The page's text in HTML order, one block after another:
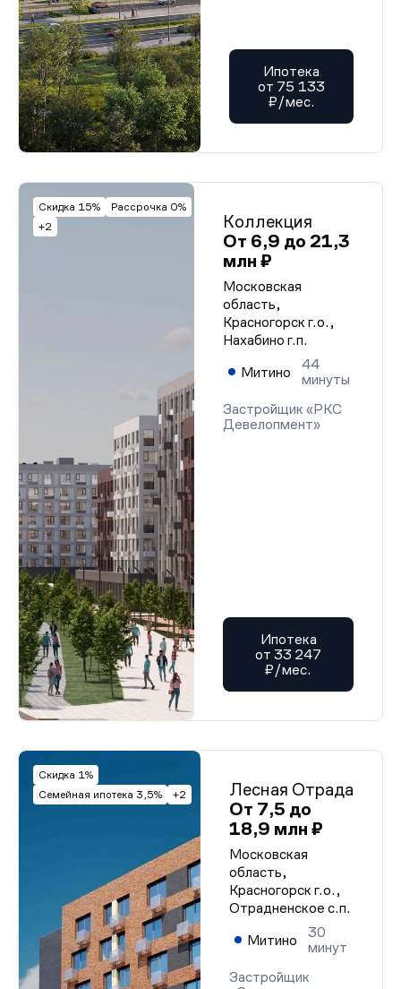
Ипотека
от 75 133
₽/мес.
Скидка 15%
Рассрочка 0%
+2
Коллекция
От 6,9 до 21,3
млн ₽
Московская
область,
Красногорск г.о.,
Нахабино г.п.
Митино
44
минуты
Застройщик «РКС
Девелопмент»
Ипотека
от 33 247
₽/мес.
Скидка 1%
Семейная ипотека 3,5%
+2
Лесная Отрада
От 7,5 до
18,9 млн ₽
Московская
область,
Красногорск г.о.,
Отрадненское с.п.
Митино
30
минут
Застройщик